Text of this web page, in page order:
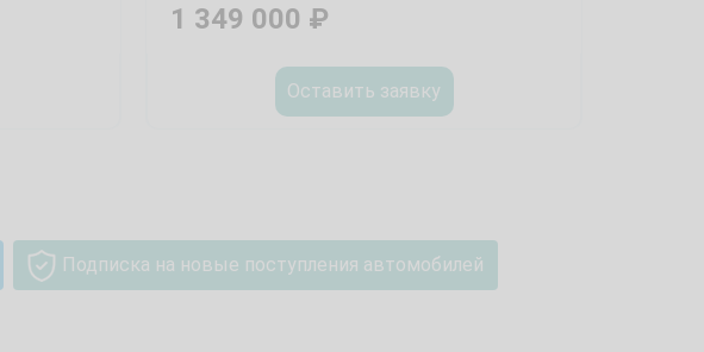
1 349 000 ₽
Оставить заявку
Подписка на новые поступления автомобилей